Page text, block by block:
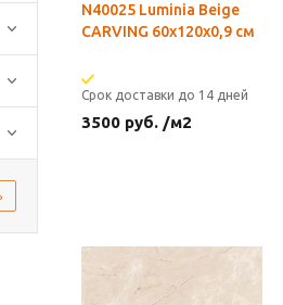
N40025 Luminia Beige
CARVING 60x120х0,9 см
Срок доставки до 14 дней
3500 руб. /м2